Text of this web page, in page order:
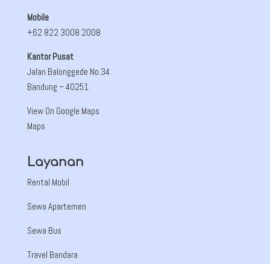
Mobile
+62 822 3008 2008
Kantor Pusat
Jalan Balonggede No.34
Bandung – 40251
View On Google Maps
Maps
Layanan
Rental Mobil
Sewa Apartemen
Sewa Bus
Travel Bandara